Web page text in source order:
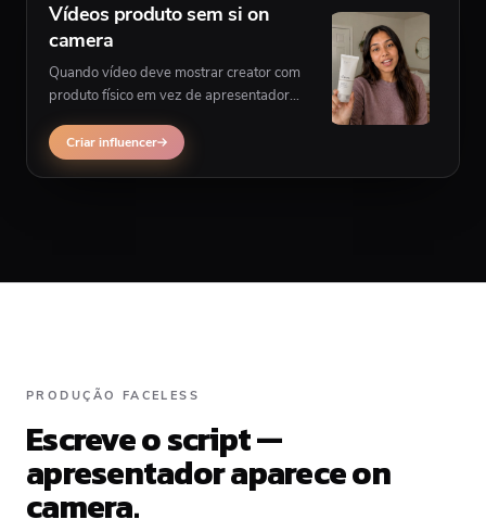
Vídeos produto sem si on
camera
Quando vídeo deve mostrar creator com
produto físico em vez de apresentador
faceless de forma diferente.
Criar influencer
PRODUÇÃO FACELESS
Escreve o script —
apresentador aparece on
camera.